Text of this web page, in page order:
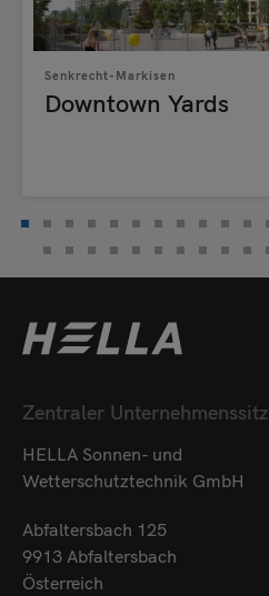
Senkrecht-Markisen
Downtown Yards
Zentraler Unternehmenssitz
HELLA Sonnen- und
Wetterschutztechnik GmbH
Abfaltersbach 125
9913 Abfaltersbach
Österreich